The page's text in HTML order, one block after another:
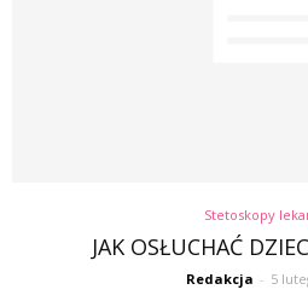
Stetoskopy
JAK OSŁUCHAĆ
Redakcja - 5